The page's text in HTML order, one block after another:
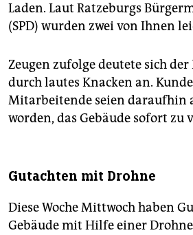
Laden. Laut Ratzeburgs
(SPD) wurden zwei von Ihnen
Zeugen zufolge deutete sich der
durch lautes Knacken an.
Mitarbeitende seien daraufhin
worden, das Gebäude sofort zu
Gutachten mit Drohne
Diese Woche Mittwoch haben
Gebäude mit Hilfe einer